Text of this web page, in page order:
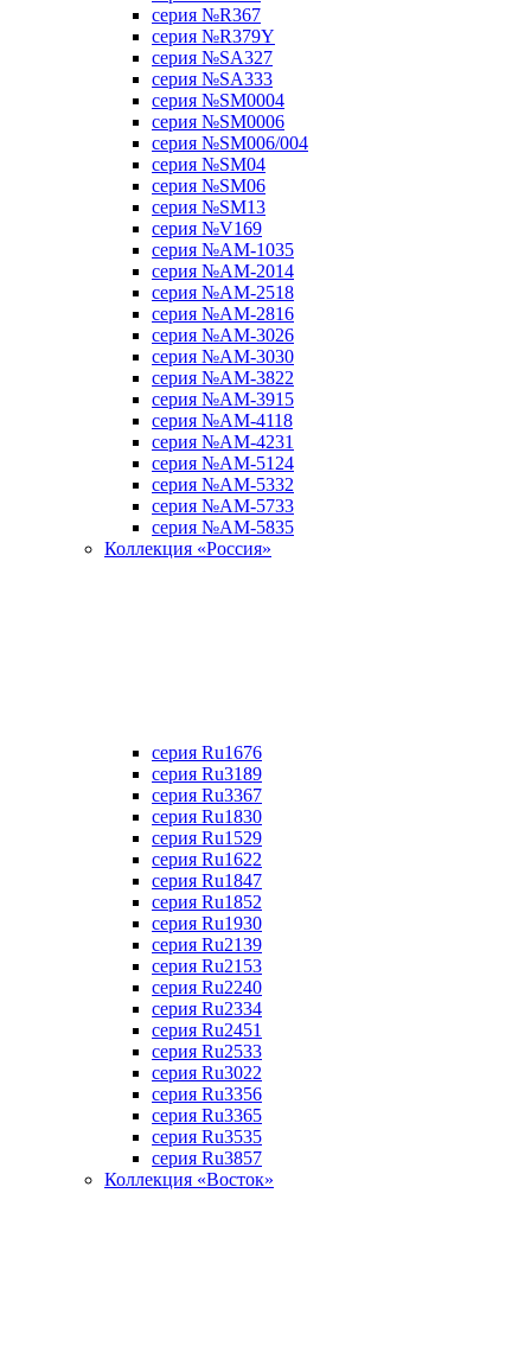
серия №R367
серия №R379Y
серия №SA327
серия №SA333
серия №SM0004
серия №SM0006
серия №SM006/004
серия №SM04
серия №SM06
серия №SM13
серия №V169
серия №АМ-1035
серия №АМ-2014
серия №АМ-2518
серия №АМ-2816
серия №АМ-3026
серия №АМ-3030
серия №АМ-3822
серия №АМ-3915
серия №АМ-4118
серия №АМ-4231
серия №АМ-5124
серия №АМ-5332
серия №АМ-5733
серия №АМ-5835
Коллекция «Россия»
серия Ru1676
серия Ru3189
серия Ru3367
cерия Ru1830
серия Ru1529
серия Ru1622
серия Ru1847
серия Ru1852
серия Ru1930
серия Ru2139
серия Ru2153
серия Ru2240
серия Ru2334
серия Ru2451
серия Ru2533
серия Ru3022
серия Ru3356
серия Ru3365
серия Ru3535
серия Ru3857
Коллекция «Восток»